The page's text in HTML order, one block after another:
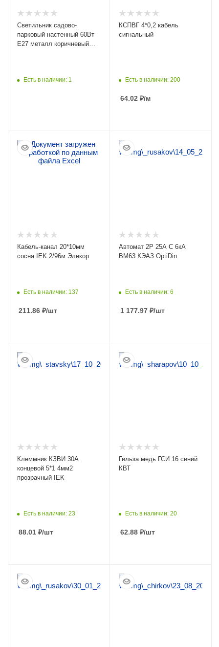
Светильник садово-
парковый настенный 60Вт
E27 металл коричневый
Есть в наличии: 1
ПОДРОБНЕЕ
КСПВГ 4*0,2 кабель
сигнальный
Есть в наличии: 200
64.02 ₽/м
Кабель-канал 20*10мм
сосна IEK 2/96м Элекор
Есть в наличии: 137
211.86 ₽/шт
Автомат 2Р 25А C 6кА
ВМ63 КЭАЗ OptiDin
Есть в наличии: 6
1 177.97 ₽/шт
Клеммник КЗВИ 30А
концевой 5*1 4мм2
прозрачный IEK
Есть в наличии: 23
88.01 ₽/шт
Гильза медь ГСИ 16 синий
КВТ
Есть в наличии: 20
62.88 ₽/шт